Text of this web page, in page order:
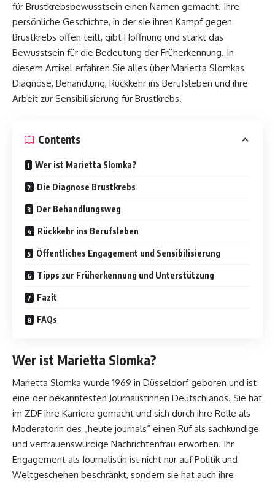
für Brustkrebsbewusstsein einen Namen gemacht. Ihre
persönliche Geschichte, in der sie ihren Kampf gegen
Brustkrebs offen teilt, gibt Hoffnung und stärkt das
Bewusstsein für die Bedeutung der Früherkennung. In
diesem Artikel erfahren Sie alles über Marietta Slomkas
Diagnose, Behandlung, Rückkehr ins Berufsleben und ihre
Arbeit zur Sensibilisierung für Brustkrebs.
Contents
Wer ist Marietta Slomka?
Die Diagnose Brustkrebs
Der Behandlungsweg
Rückkehr ins Berufsleben
Öffentliches Engagement und Sensibilisierung
Tipps zur Früherkennung und Unterstützung
Fazit
FAQs
Wer ist Marietta Slomka?
Marietta Slomka wurde 1969 in Düsseldorf geboren und ist
eine der bekanntesten Journalistinnen Deutschlands. Sie hat
im ZDF ihre Karriere gemacht und sich durch ihre Rolle als
Moderatorin des „heute journals“ einen Ruf als sachkundige
und vertrauenswürdige Nachrichtenfrau erworben. Ihr
Engagement als Journalistin ist nicht nur auf Politik und
Weltgeschehen beschränkt, sondern sie hat auch ihre